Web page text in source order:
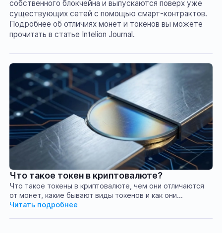
собственного блокчейна и выпускаются поверх уже
существующих сетей с помощью смарт-контрактов.
Подробнее об отличиях монет и токенов вы можете
прочитать в статье Intelion Journal.
Что такое токен в криптовалюте?
Что такое токены в криптовалюте, чем они отличаются
от монет, какие бывают виды токенов и как они
используются.
Читать подробнее